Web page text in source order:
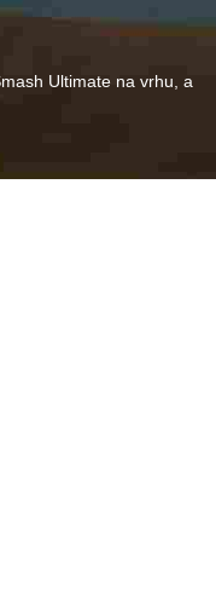
Ultimate na vrhu, a